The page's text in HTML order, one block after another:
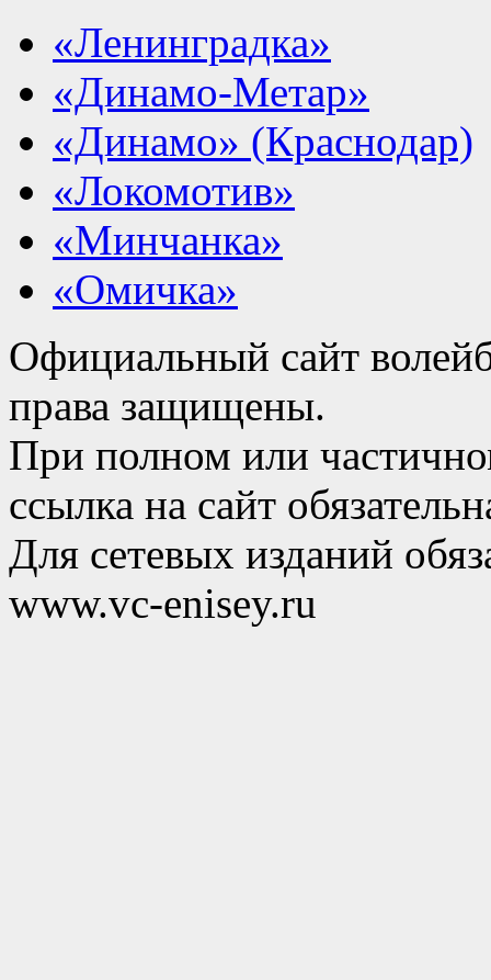
«Ленинградка»
«Динамо-Метар»
«Динамо» (Краснодар)
«Локомотив»
«Минчанка»
«Омичка»
Официальный сайт
права защищены.
При полном или
ссылка на сайт
Для сетевых изданий
www.vc-enisey.ru